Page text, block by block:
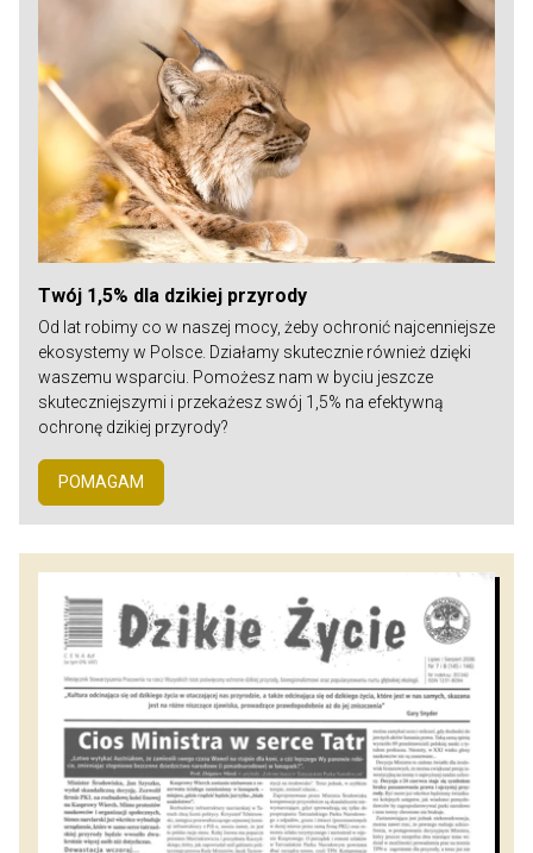
Twój 1,5% dla dzikiej przyrody
Od lat robimy co w naszej mocy, żeby ochronić najcenniejsze
ekosystemy w Polsce. Działamy skutecznie również dzięki
waszemu wsparciu. Pomożesz nam w byciu jeszcze
skuteczniejszymi i przekażesz swój 1,5% na efektywną
ochronę dzikiej przyrody?
POMAGAM